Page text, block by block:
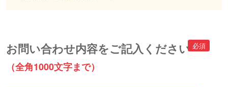
お問い合わせ内容をご記入ください
（全角1000文字まで）